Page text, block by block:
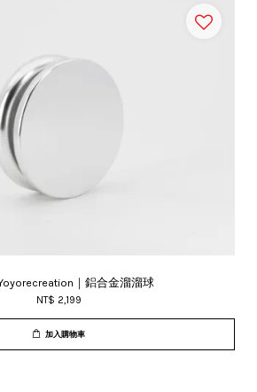
｜鋁合金溜溜球
NT$ 2,199
加入購物車